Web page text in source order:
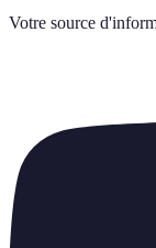
Votre source